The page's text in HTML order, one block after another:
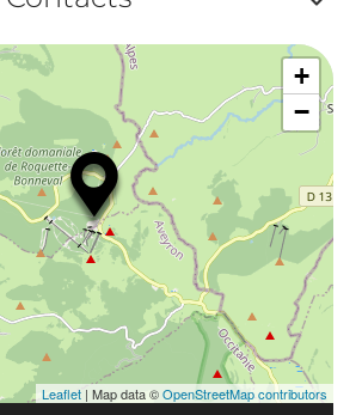
ou
et
ou
+
−
Leaflet | Map data ©OpenStreetMap contributors